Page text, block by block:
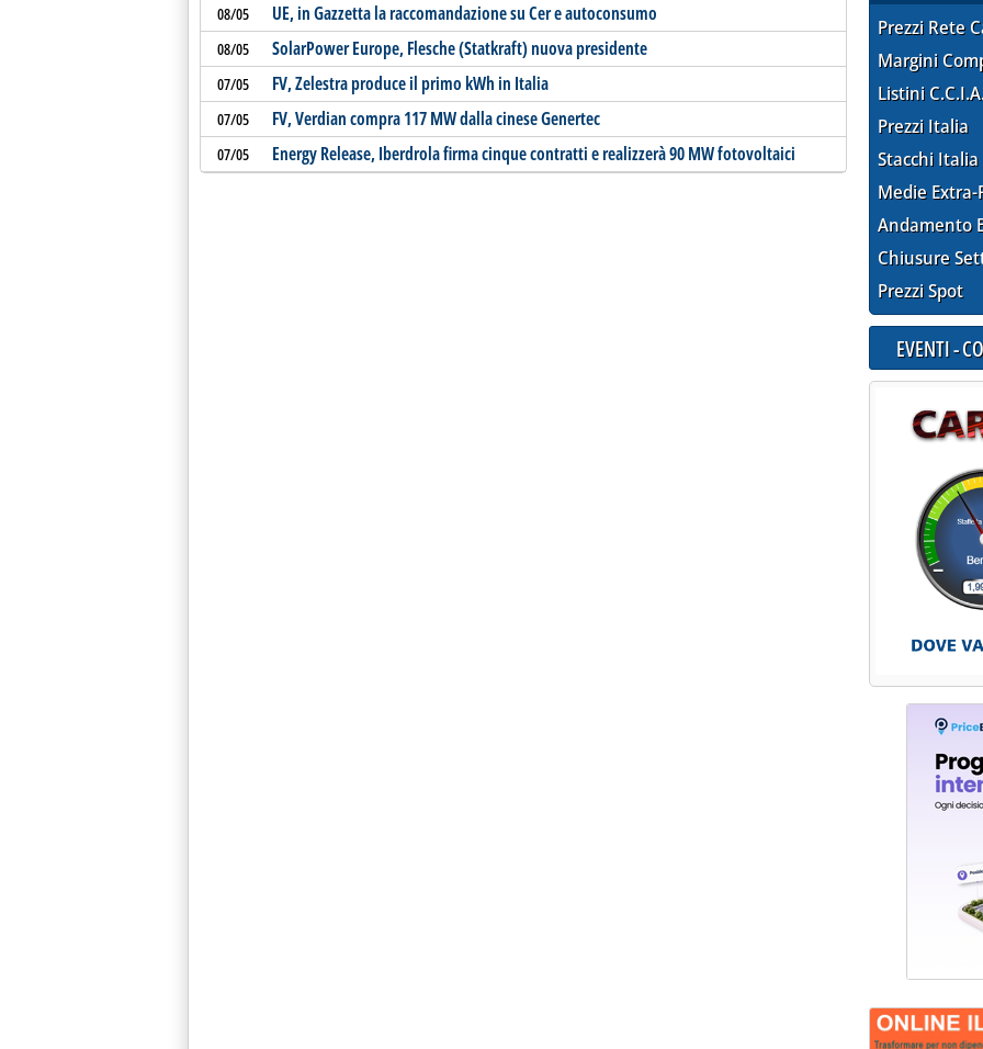
08/05 UE, in Gazzetta la raccomandazione su Cer e autoconsumo
08/05 SolarPower Europe, Flesche (Statkraft) nuova presidente
07/05 FV, Zelestra produce il primo kWh in Italia
07/05 FV, Verdian compra 117 MW dalla cinese Genertec
07/05 Energy Release, Iberdrola firma cinque contratti e realizzerà 90 MW fotovoltaici
Prezzi Rete
Margini
Listini
Prezzi Italia
Stacchi Italia
Medie Extra-
Andamento
Chiusure
Prezzi Spot
EVENTI -